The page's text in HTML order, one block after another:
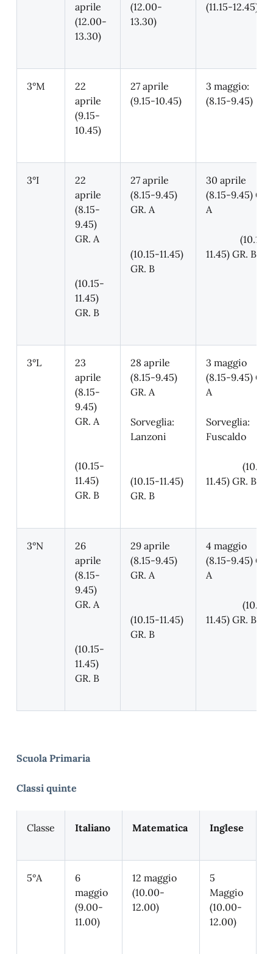
aprile
(12.00-
13.30)
(12.00-
13.30)
(11.15-12.45)
3°M
22
aprile
(9.15-
10.45)
27 aprile
(9.15-10.45)
3 maggio:
(8.15-9.45)
3°I
22
aprile
(8.15-
9.45)
GR. A
(10.15-
11.45)
GR. B
27 aprile
(8.15-9.45)
GR. A
(10.15-11.45)
GR. B
30 aprile
(8.15-9.45) GR.
A
(10.15-
11.45) GR. B
3°L
23
aprile
(8.15-
9.45)
GR. A
(10.15-
11.45)
GR. B
28 aprile
(8.15-9.45)
GR. A
Sorveglia:
Lanzoni
(10.15-11.45)
GR. B
3 maggio
(8.15-9.45) GR.
A
Sorveglia:
Fuscaldo
(10.15-
11.45) GR. B
3°N
26
aprile
(8.15-
9.45)
GR. A
(10.15-
11.45)
GR. B
29 aprile
(8.15-9.45)
GR. A
(10.15-11.45)
GR. B
4 maggio
(8.15-9.45) GR.
A
(10.15-
11.45) GR. B
Scuola Primaria
Classi quinte
Classe Italiano Matematica Inglese
5°A
6
maggio
(9.00-
11.00)
12 maggio
(10.00-
12.00)
5
Maggio
(10.00-
12.00)